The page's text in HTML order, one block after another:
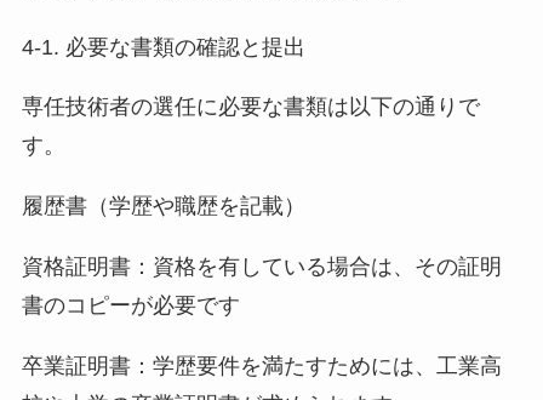
4-1. 必要な書類の確認と提出
専任技術者の選任に必要な書類は以下の通りで
す。
履歴書（学歴や職歴を記載）
資格証明書：資格を有している場合は、その証明
書のコピーが必要です
卒業証明書：学歴要件を満たすためには、工業高